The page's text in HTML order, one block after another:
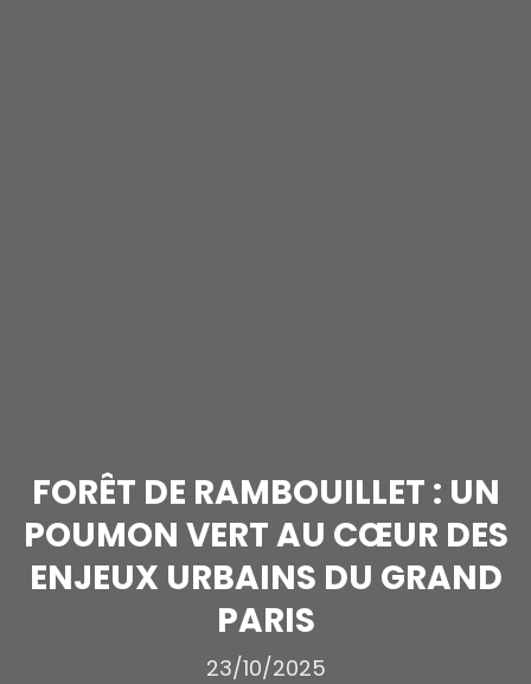
FORÊT DE RAMBOUILLET : UN
POUMON VERT AU CŒUR DES
ENJEUX URBAINS DU GRAND
PARIS
23/10/2025